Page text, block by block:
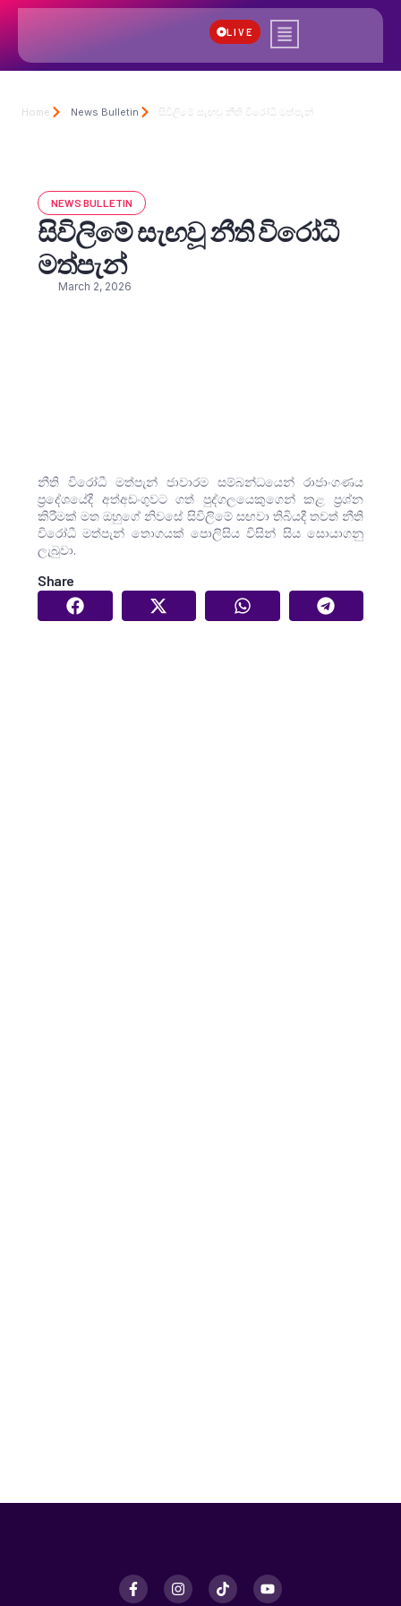
LIVE
Home News Bulletin සිවිලිමේ සැඟවූ නීති විරෝධී මත්පැන්
NEWS BULLETIN
සිවිලිමේ සැඟවූ නීති විරෝධී
මත්පැන්
March 2, 2026
නීති විරෝධී මත්පැන් ජාවාරම සම්බන්ධයෙන් රාජාංගණය
ප්‍රදේශයේදී අත්අඩංගුවට ගත් පුද්ගලයෙකු‌ගෙන් කළ ප්‍රශ්න
කිරීමක් මත ඔහුගේ නිවසේ සිවිලිමේ සඟවා තිබියදී තවත් නීති
විරෝධී මත්පැන් තොගයක් පොලිසිය විසින් සිය සොයාගනු
ලැබුවා.
Share